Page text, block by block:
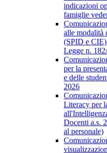
indicazioni
famiglie
alle modalità
(SPID e
Legge n.
per la
e delle
2026
Literacy per
Docenti a.s.
al personale)